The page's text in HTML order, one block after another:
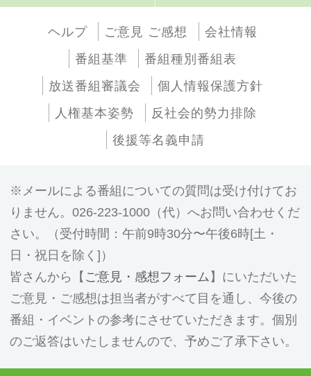
ヘルプ ご意見 ご感想
会社情報
番組基準
番組種別番組表
放送番組審議会
個人情報保護方針
人権基本姿勢
反社会的勢力排除
後援等名義申請
メールによる番組についての質問は受け付けてお
りません。026-223-1000（代）へお問い合わせくだ
さい。（受付時間：午前9時30分〜午後6時[土・
日・祝日を除く]）
皆さんから【 ご意見・感想フォーム 】にいただいた
ご意見・ご感想は担当者がすべて目を通し、今後の
番組・イベントの参考にさせていただきます。個別
のご返答はいたしませんので、予めご了承下さい。